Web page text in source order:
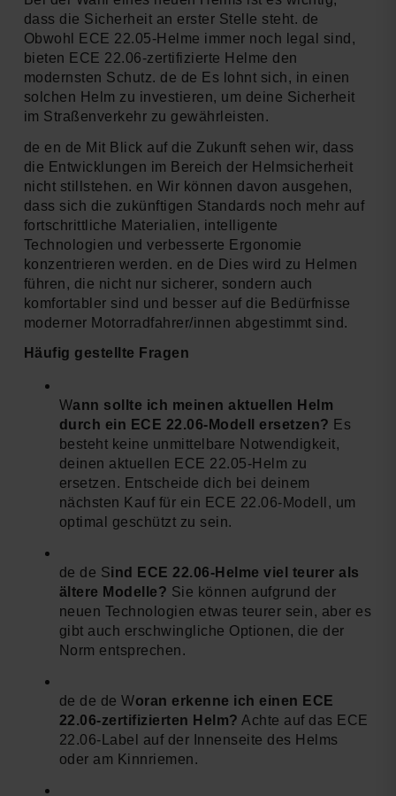
dass die Sicherheit an erster Stelle steht. de
Obwohl ECE 22.05-Helme immer noch legal sind,
bieten ECE 22.06-zertifizierte Helme den
modernsten Schutz. de de Es lohnt sich, in einen
solchen Helm zu investieren, um deine Sicherheit
im Straßenverkehr zu gewährleisten.
de en de Mit Blick auf die Zukunft sehen wir, dass
die Entwicklungen im Bereich der Helmsicherheit
nicht stillstehen. en Wir können davon ausgehen,
dass sich die zukünftigen Standards noch mehr auf
fortschrittliche Materialien, intelligente
Technologien und verbesserte Ergonomie
konzentrieren werden. en de Dies wird zu Helmen
führen, die nicht nur sicherer, sondern auch
komfortabler sind und besser auf die Bedürfnisse
moderner Motorradfahrer/innen abgestimmt sind.
Häufig gestellte Fragen
Wann sollte ich meinen aktuellen Helm
durch ein ECE 22.06-Modell ersetzen? Es
besteht keine unmittelbare Notwendigkeit,
deinen aktuellen ECE 22.05-Helm zu
ersetzen. Entscheide dich bei deinem
nächsten Kauf für ein ECE 22.06-Modell, um
optimal geschützt zu sein.
de de Sind ECE 22.06-Helme viel teurer als
ältere Modelle? Sie können aufgrund der
neuen Technologien etwas teurer sein, aber es
gibt auch erschwingliche Optionen, die der
Norm entsprechen.
de de de Woran erkenne ich einen ECE
22.06-zertifizierten Helm? Achte auf das ECE
22.06-Label auf der Innenseite des Helms
oder am Kinnriemen.